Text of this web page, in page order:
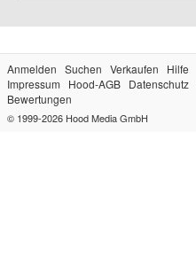
Anmelden Suchen Verkaufen
Hilfe
Impressum
Hood-AGB Datenschutz
Bewertungen
© 1999-2026 Hood Media GmbH